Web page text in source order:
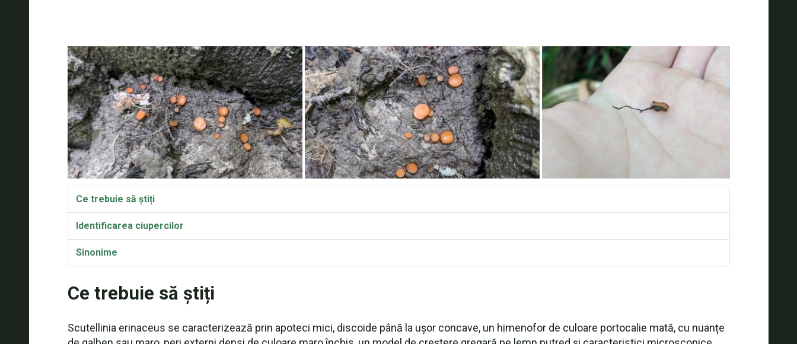
Ce trebuie să știți
Identificarea ciupercilor
Sinonime
Ce trebuie să știți
Scutellinia erinaceus se caracterizează prin apoteci mici, discoide până la ușor concave, un himenofor de culoare portocalie mată, cu nuanțe